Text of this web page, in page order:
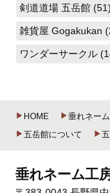
剣道道場 五岳館 (51)
雑貨屋 Gogakukan
ワンダーサークル
HOME 垂れネーム
五岳館について
垂れネーム工